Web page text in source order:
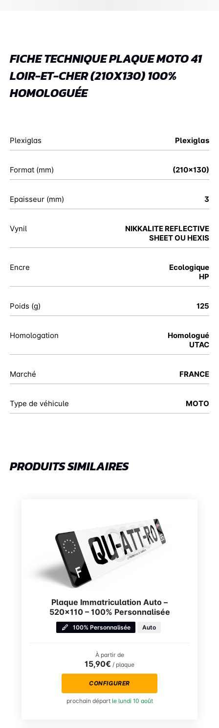
FICHE TECHNIQUE PLAQUE MOTO 41
LOIR-ET-CHER (210X130) 100%
HOMOLOGUÉE
Plexiglas Plexiglas
Format (mm) (210x130)
Epaisseur (mm) 3
Vynil
NIKKALITE REFLECTIVE
SHEET OU HEXIS
Encre
Ecologique
HP
Poids (g) 125
Homologation
Homologué
UTAC
Marché FRANCE
Type de véhicule MOTO
PRODUITS SIMILAIRES
Plaque Immatriculation Auto –
520×110 – 100% Personnalisée
100% Personnalisée Auto
À partir de
15,90€ / plaque
CONFIGURER
prochain départ le lundi 10 août